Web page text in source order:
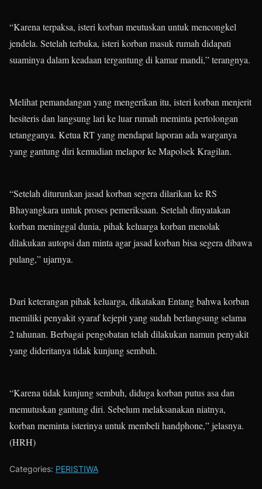
“Karena terpaksa, isteri korban meutuskan untuk mencongkel
jendela. Setelah terbuka, isteri korban masuk rumah didapati
suaminya dalam keadaan tergantung di kamar mandi,” terangnya.
Melihat pemandangan yang mengerikan itu, isteri korban menjerit
hesiteris dan langsung lari ke luar rumah meminta pertolongan
tetangganya. Ketua RT yang mendapat laporan ada warganya
yang gantung diri kemudian melapor ke Mapolsek Kragilan.
“Setelah diturunkan jasad korban segera dilarikan ke RS
Bhayangkara untuk proses pemeriksaan. Setelah dinyatakan
korban meninggal dunia, pihak keluarga korban menolak
dilakukan autopsi dan minta agar jasad korban bisa segera dibawa
pulang,” ujarnya.
Dari keterangan pihak keluarga, dikatakan Entang bahwa korban
memiliki penyakit syaraf kejepit yang sudah berlangsung selama
2 tahunan. Berbagai pengobatan telah dilakukan namun penyakit
yang dideritanya tidak kunjung sembuh.
“Karena tidak kunjung sembuh, diduga korban putus asa dan
memutuskan gantung diri. Sebelum melaksanakan niatnya,
korban meminta isterinya untuk membeli handphone,” jelasnya.
(HRH)
Categories: PERISTIWA